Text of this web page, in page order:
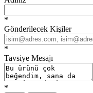
*
Gönderilecek Kişiler
*
Tavsiye Mesajı
*